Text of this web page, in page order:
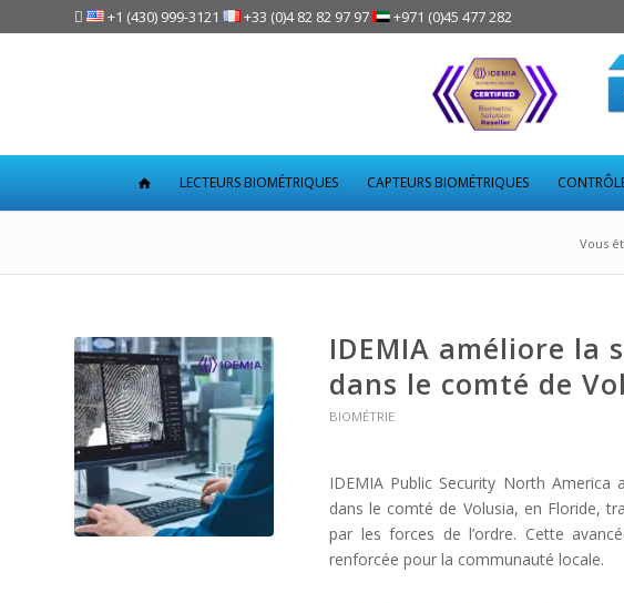
 +1 (430) 999-3121 +33 (0)4 82 82 97 97 +971 (0)45 477 282
LECTEURS BIOMÉTRIQUES CAPTEURS BIOMÉTRIQUES
Vous
IDEMIA améliore la
dans le comté de
BIOMÉTRIE
IDEMIA Public Security North
dans le comté de Volusia, en Floride,
par les forces de l’ordre. Cette
renforcée pour la communauté locale.